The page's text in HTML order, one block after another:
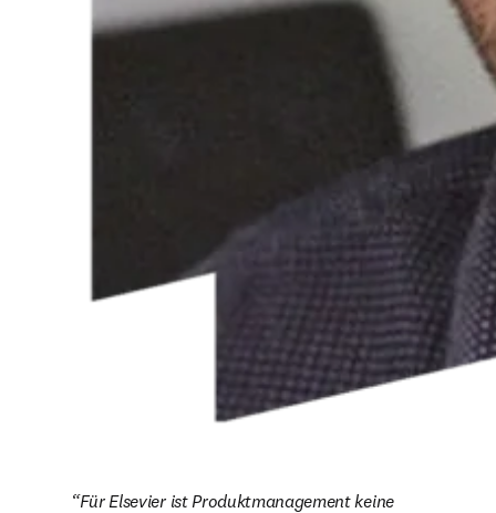
Für Elsevier ist Produktmanagement keine